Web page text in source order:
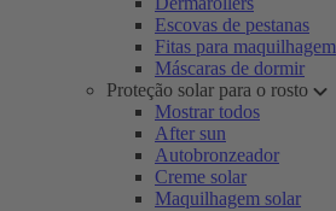
Escovas de pestanas
Fitas para maquilhagem
Máscaras de dormir
Proteção solar para o rosto
Mostrar todos
After sun
Autobronzeador
Creme solar
Maquilhagem solar